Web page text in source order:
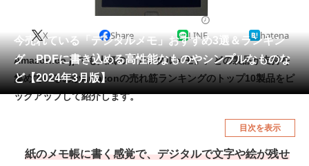
ペット 家電
工具・DIY 本・DVD・CD
生活家電 生活用品
腕時計 車・バイク
今売れている「デジタルメモ」おすすめ3選＆ランキン
グ PDFに書き込める高性能なものやシンプルなものな
ど【2024年3月版】
X Share LINE hatena
Amazon.co.jpでも人気の「デジタルメモ」。どの製品が支持を
集めているのかAmazonの売れ筋ランキングのトップ10製品をピ
ックアップして紹介します。
目次を表示
紙のメモ帳に書く感覚で、デジタルで文字や絵が残せ